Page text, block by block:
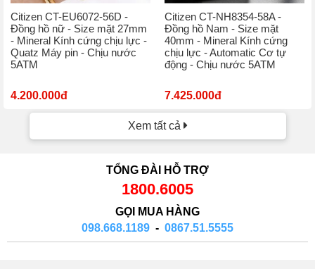
Citizen CT-EU6072-56D -
Đồng hồ nữ - Size mặt 27mm
- Mineral Kính cứng chịu lực -
Quatz Máy pin - Chịu nước
5ATM
4.200.000đ
Citizen CT-NH8354-58A -
Đồng hồ Nam - Size mặt
40mm - Mineral Kính cứng
chịu lực - Automatic Cơ tự
động - Chịu nước 5ATM
7.425.000đ
Xem tất cả
TỔNG ĐÀI HỖ TRỢ
1800.6005
GỌI MUA HÀNG
098.668.1189 - 0867.51.5555